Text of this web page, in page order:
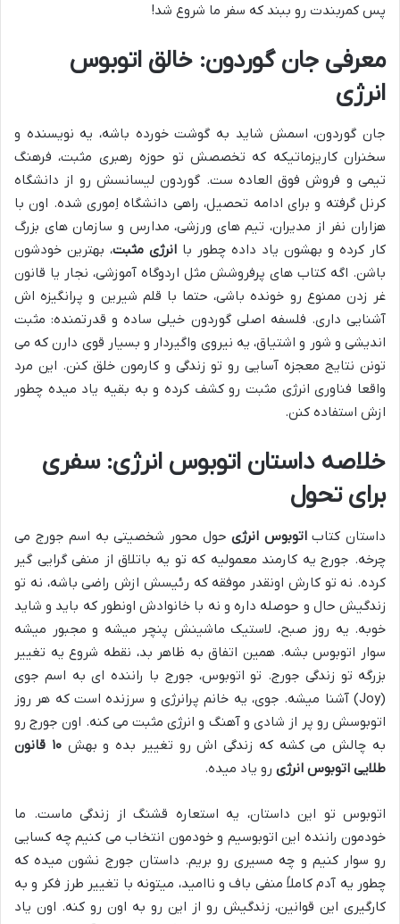
پس کمربندت رو ببند که سفر ما شروع شد!
معرفی جان گوردون: خالق اتوبوس
انرژی
جان گوردون، اسمش شاید به گوشت خورده باشه، یه نویسنده و
سخنران کاریزماتیکه که تخصصش تو حوزه رهبری مثبت، فرهنگ
تیمی و فروش فوق العاده ست. گوردون لیسانسش رو از دانشگاه
کرنل گرفته و برای ادامه تحصیل، راهی دانشگاه اِموری شده. اون با
هزاران نفر از مدیران، تیم های ورزشی، مدارس و سازمان های بزرگ
کار کرده و بهشون یاد داده چطور با انرژی مثبت، بهترین خودشون
باشن. اگه کتاب های پرفروشش مثل اردوگاه آموزشی، نجار یا قانون
غر زدن ممنوع رو خونده باشی، حتما با قلم شیرین و پرانگیزه اش
آشنایی داری. فلسفه اصلی گوردون خیلی ساده و قدرتمنده: مثبت
اندیشی و شور و اشتیاق، یه نیروی واگیردار و بسیار قوی دارن که می
تونن نتایج معجزه آسایی رو تو زندگی و کارمون خلق کنن. این مرد
واقعا فناوری انرژی مثبت رو کشف کرده و به بقیه یاد میده چطور
ازش استفاده کنن.
خلاصه داستان اتوبوس انرژی: سفری
برای تحول
داستان کتاباتوبوس انرژیحول محور شخصیتی به اسم جورج می
چرخه. جورج یه کارمند معمولیه که تو یه باتلاق از منفی گرایی گیر
کرده. نه تو کارش اونقدر موفقه که رئیسش ازش راضی باشه، نه تو
زندگیش حال و حوصله داره و نه با خانوادش اونطور که باید و شاید
خوبه. یه روز صبح، لاستیک ماشینش پنچر میشه و مجبور میشه
سوار اتوبوس بشه. همین اتفاق به ظاهر بد، نقطه شروع یه تغییر
بزرگه تو زندگی جورج. تو اتوبوس، جورج با راننده ای به اسم جوی
(Joy) آشنا میشه. جوی، یه خانم پرانرژی و سرزنده است که هر روز
اتوبوسش رو پر از شادی و آهنگ و انرژی مثبت می کنه. اون جورج رو
به چالش می کشه که زندگی اش رو تغییر بده و بهش
۱۰ قانون
طلایی اتوبوس انرژی رو یاد میده.
اتوبوس تو این داستان، یه استعاره قشنگ از زندگی ماست. ما
خودمون راننده این اتوبوسیم و خودمون انتخاب می کنیم چه کسایی
رو سوار کنیم و چه مسیری رو بریم. داستان جورج نشون میده که
چطور یه آدم کاملاً منفی باف و ناامید، میتونه با تغییر طرز فکر و به
کارگیری این قوانین، زندگیش رو از این رو به اون رو کنه. اون یاد